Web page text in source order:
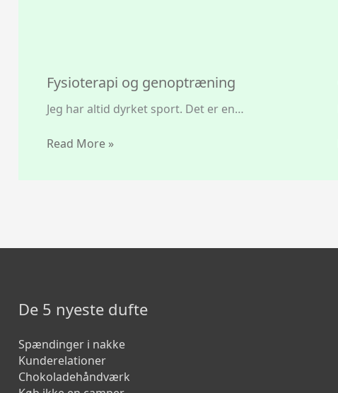
Fysioterapi og genoptræning
Jeg har altid dyrket sport. Det er en…
Read More »
De 5 nyeste dufte
Spændinger i nakke
Kunderelationer
Chokoladehåndværk